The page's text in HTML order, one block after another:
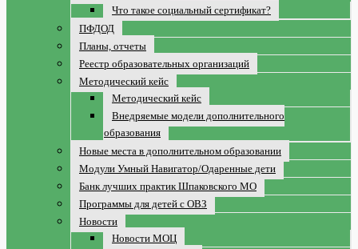
Что такое социальный сертификат?
ПФДОД
Планы, отчеты
Реестр образовательных организаций
Методический кейс
Методический кейс
Внедряемые модели дополнительного
образования
Новые места в дополнительном образовании
Модули Умный Навигатор/Одаренные дети
Банк лучших практик Шпаковского МО
Программы для детей с ОВЗ
Новости
Новости МОЦ